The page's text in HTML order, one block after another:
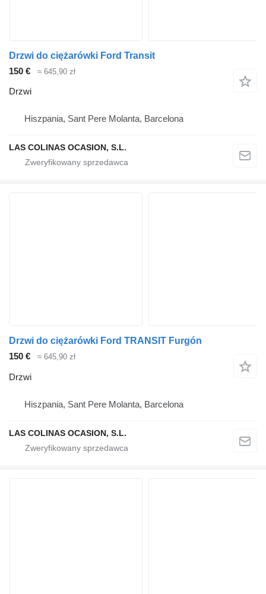
Drzwi do ciężarówki Ford Transit
150 €
≈ 645,90 zł
Drzwi
Hiszpania, Sant Pere Molanta, Barcelona
LAS COLINAS OCASION, S.L.
Drzwi do ciężarówki Ford TRANSIT Furgón
150 €
≈ 645,90 zł
Drzwi
Hiszpania, Sant Pere Molanta, Barcelona
LAS COLINAS OCASION, S.L.